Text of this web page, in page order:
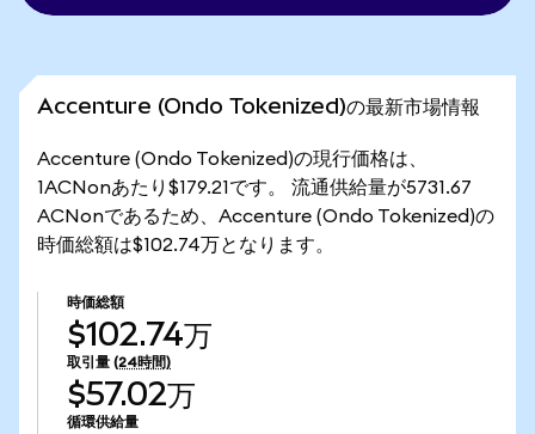
Accenture (Ondo Tokenized)の最新市場情報
Accenture (Ondo Tokenized)の現行価格は、
1ACNonあたり$179.21です。 流通供給量が5731.67
ACNonであるため、Accenture (Ondo Tokenized)の
時価総額は$102.74万となります。
時価総額
$102.74万
取引量 (24時間)
$57.02万
循環供給量